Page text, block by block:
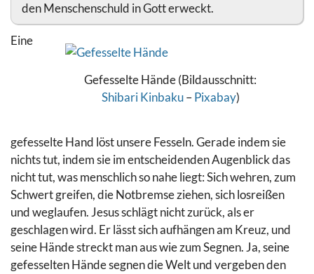
den Menschenschuld in Gott erweckt.
Gefesselte Hände (Bildausschnitt:
Shibari Kinbaku–Pixabay)
Eine
gefesselte Hand löst unsere Fesseln. Gerade indem sie
nichts tut, indem sie im entscheidenden Augenblick das
nicht tut, was menschlich so nahe liegt: Sich wehren, zum
Schwert greifen, die Notbremse ziehen, sich losreißen
und weglaufen. Jesus schlägt nicht zurück, als er
geschlagen wird. Er lässt sich aufhängen am Kreuz, und
seine Hände streckt man aus wie zum Segnen. Ja, seine
gefesselten Hände segnen die Welt und vergeben den